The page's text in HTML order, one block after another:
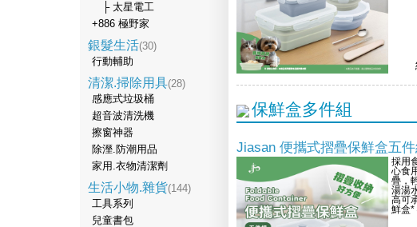
├ 太星電工
+886 極野家
銀髮生活(30)
行動輔助
清潔.掃除用具(28)
感應式垃圾桶
超音波清洗機
擦窗神器
除溼.防潮用品
家用.衣物清潔劑
生活小物.雜貨(144)
工具系列
兒童書包
保鮮盒多件組
Jiasan 便攜式摺疊保鮮盒五件
採用
心食
疊，
湯湯
高可
鮮盒*